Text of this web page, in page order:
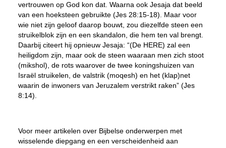
vertrouwen op God kon dat. Waarna ook Jesaja dat beeld
van een hoeksteen gebruikte (Jes 28:15-18). Maar voor
wie niet zijn geloof daarop bouwt, zou diezelfde steen een
struikelblok zijn en een skandalon, die hem ten val brengt.
Daarbij citeert hij opnieuw Jesaja: “(De HERE) zal een
heiligdom zijn, maar ook de steen waaraan men zich stoot
(mikshol), de rots waarover de twee koningshuizen van
Israël struikelen, de valstrik (moqesh) en het (klap)net
waarin de inwoners van Jeruzalem verstrikt raken” (Jes
8:14).
Voor meer artikelen over Bijbelse onderwerpen met
wisselende diepgang en een verscheidenheid aan